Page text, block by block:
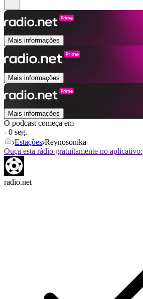
Mais informações
Mais informações
Mais informações
O podcast começa em
- 0 seg.
Estações Reynosonika
Ouça esta rádio gratuitamente no aplicativo:
radio.net